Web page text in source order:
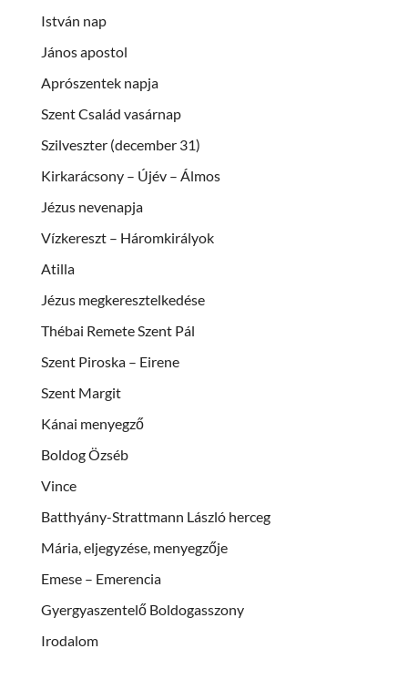
István nap
János apostol
Aprószentek napja
Szent Család vasárnap
Szilveszter (december 31)
Kirkarácsony – Újév – Álmos
Jézus nevenapja
Vízkereszt – Háromkirályok
Atilla
Jézus megkeresztelkedése
Thébai Remete Szent Pál
Szent Piroska – Eirene
Szent Margit
Kánai menyegző
Boldog Özséb
Vince
Batthyány-Strattmann László herceg
Mária, eljegyzése, menyegzője
Emese – Emerencia
Gyergyaszentelő Boldogasszony
Irodalom